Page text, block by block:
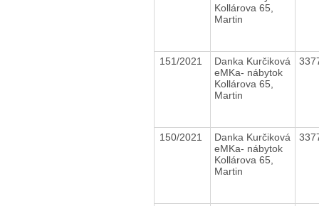
Kollárova 65,
Martin
151/2021
Danka Kurčiková
eMKa- nábytok
Kollárova 65,
Martin
150/2021
Danka Kurčiková
eMKa- nábytok
Kollárova 65,
Martin